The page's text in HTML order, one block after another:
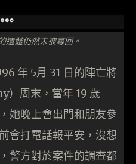
遺體仍然未被尋回。
年 5月 31 日的陣亡將
周末，當年 19 歲
晚上會出門和朋友參
會打電話報平安，沒想
警方對於案件的調查都